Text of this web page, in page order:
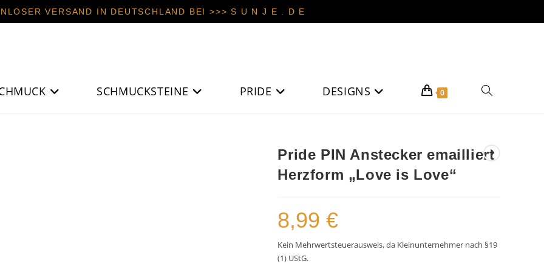
VERSAND IN DEUTSCHLAND BEI >>> S U N J E . D E
SCHMUCKSTEINE PRIDE DESIGNS 0 Website-
Pride PIN Anstecker emailliert
Herzform „Love is Love“
8,99€
Kein Mehrwertsteuerausweis, da Kleinunternehmer nach §19
(1) UStG.